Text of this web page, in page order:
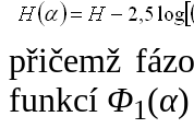
přičemž
funkcí Φ1(α